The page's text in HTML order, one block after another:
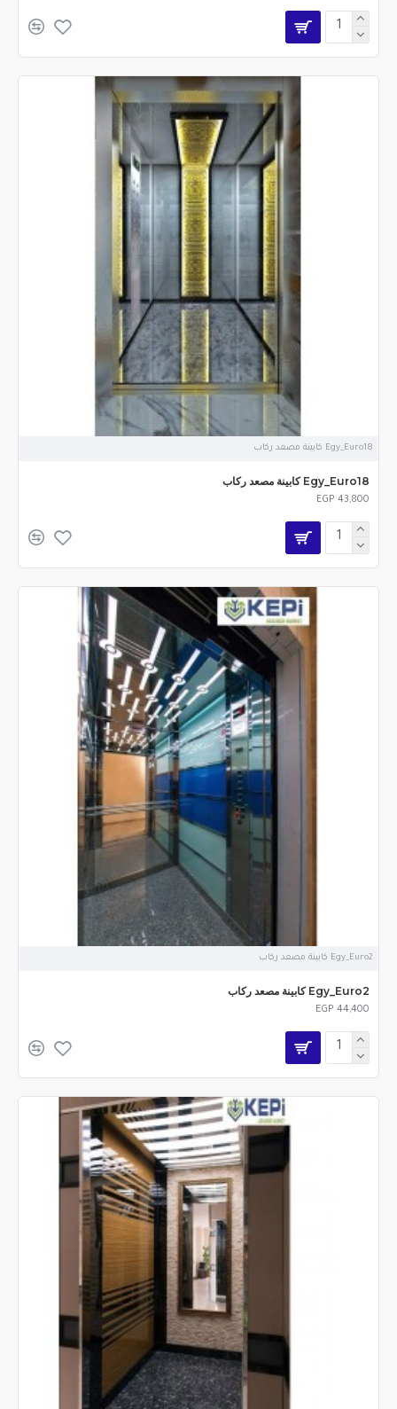
Egy_Euro18 كابينة مصعد ركاب
Egy_Euro18 كابينة مصعد ركاب
EGP 43,800
Egy_Euro2 كابينة مصعد ركاب
Egy_Euro2 كابينة مصعد ركاب
EGP 44,400